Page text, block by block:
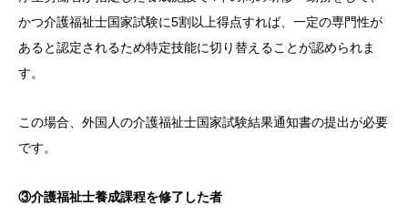
かつ介護福祉士国家試験に5割以上得点すれば、一定の専門性が
あると認定されるため特定技能に切り替えることが認められま
す。
この場合、外国人の介護福祉士国家試験結果通知書の提出が必要
です。
③介護福祉士養成課程を修了した者